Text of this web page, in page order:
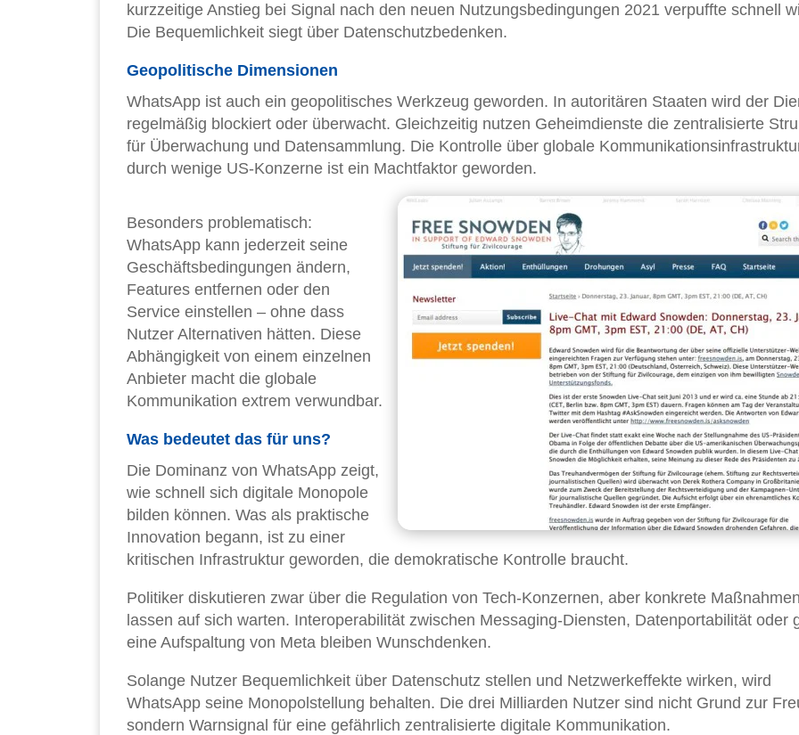
kurzzeitige Anstieg bei Signal nach den neuen Nutzungsbedingungen 2021 verpuffte schnell
Die Bequemlichkeit siegt über Datenschutzbedenken.
Geopolitische Dimensionen
WhatsApp ist auch ein geopolitisches Werkzeug geworden. In autoritären Staaten wird der
regelmäßig blockiert oder überwacht. Gleichzeitig nutzen Geheimdienste die zentralisierte
für Überwachung und Datensammlung. Die Kontrolle über globale
durch wenige US-Konzerne ist ein Machtfaktor geworden.
Besonders problematisch:
WhatsApp kann jederzeit seine
Geschäftsbedingungen ändern,
Features entfernen oder den
Service einstellen – ohne dass
Nutzer Alternativen hätten. Diese
Abhängigkeit von einem einzelnen
Anbieter macht die globale
Kommunikation extrem verwundbar.
Was bedeutet das für uns?
Die Dominanz von WhatsApp zeigt,
wie schnell sich digitale Monopole
bilden können. Was als praktische
Innovation begann, ist zu einer
kritischen Infrastruktur geworden, die demokratische Kontrolle braucht.
Politiker diskutieren zwar über die Regulation von Tech-Konzernen, aber konkrete
lassen auf sich warten. Interoperabilität zwischen Messaging-Diensten, Datenportabilität oder
eine Aufspaltung von Meta bleiben Wunschdenken.
Solange Nutzer Bequemlichkeit über Datenschutz stellen und Netzwerkeffekte wirken, wird
WhatsApp seine Monopolstellung behalten. Die drei Milliarden Nutzer sind nicht Grund zur
sondern Warnsignal für eine gefährlich zentralisierte digitale Kommunikation.